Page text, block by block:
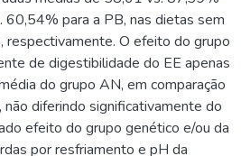
para a PB, nas dietas sem
respectivamente. O efeito do grupo
de digestibilidade do EE apenas
do grupo AN, em comparação
diferindo significativamente do
efeito do grupo genético e/ou da
por resfriamento e pH da